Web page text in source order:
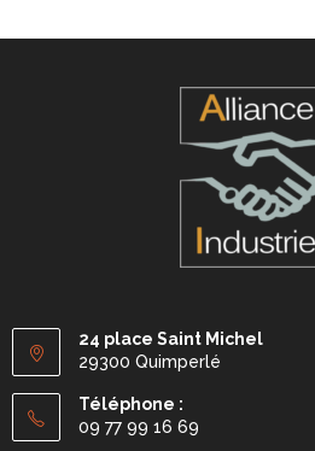
24 place Saint Michel
29300 Quimperlé
Téléphone :
09 77 99 16 69